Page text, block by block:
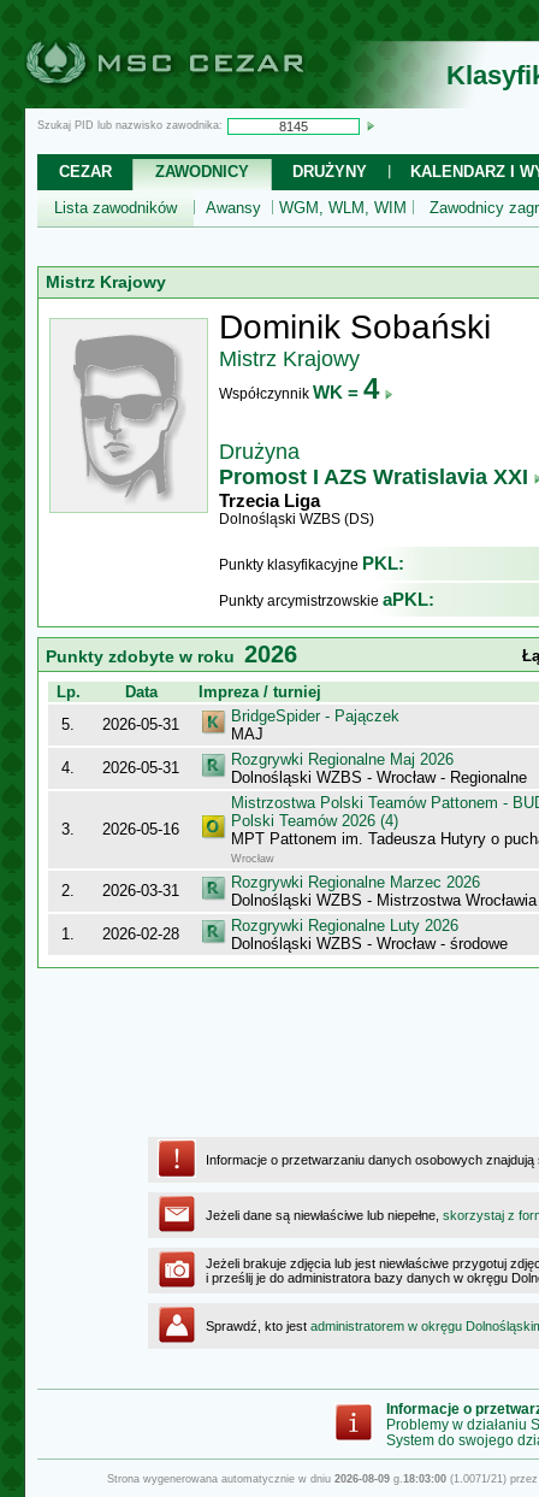
Szukaj PID lub nazwisko zawodnika:
CEZAR ZAWODNICY DRUŻYNY
KALENDARZ I
Lista zawodników
Awansy WGM, WLM, WIM Zawodnicy
Mistrz Krajowy
Dominik Sobański
Mistrz Krajowy
Współczynnik WK = 4
Drużyna
Promost I AZS Wratislavia XXI
Trzecia Liga
Dolnośląski WZBS (DS)
Punkty klasyfikacyjne PKL:
Punkty arcymistrzowskie aPKL:
Punkty zdobyte w roku 2026
Lp.
Data
Impreza / turniej
5.
2026-05-31
BridgeSpider - Pajączek
MAJ
4.
2026-05-31
Rozgrywki Regionalne Maj 2026
Dolnośląski WZBS - Wrocław - Regionalne
3. 2026-05-16
Mistrzostwa Polski Teamów Pattonem -
Polski Teamów 2026 (4)
MPT Pattonem im. Tadeusza Hutyry o
Wrocław
2. 2026-03-31
Rozgrywki Regionalne Marzec 2026
Dolnośląski WZBS - Mistrzostwa
1.
2026-02-28
Rozgrywki Regionalne Luty 2026
Dolnośląski WZBS - Wrocław - środowe
Informacje o przetwarzaniu danych osobowych
Jeżeli dane są niewłaściwe lub niepełne, skorzystaj z
Jeżeli brakuje zdjęcia lub jest niewłaściwe przygotuj
i prześlij je do administratora bazy danych w okręgu
Sprawdź, kto jest administratorem w okręgu
Informacje o
Problemy w działaniu
System do swojego
Strona wygenerowana automatycznie w dniu 2026-08-09g.18:03:00(1.0071/21)